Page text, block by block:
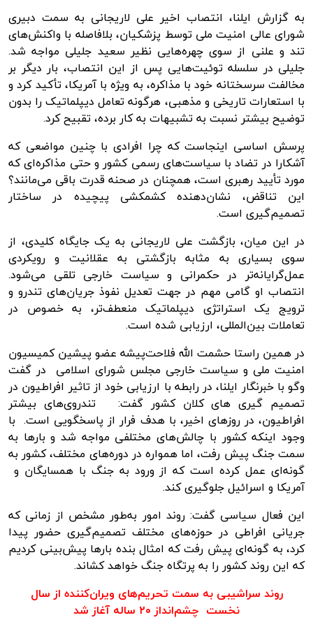
به گزارش ایلنا، انتصاب اخیر علی لاریجانی به سمت دبیری
شورای عالی امنیت ملی توسط پزشکیان، بلافاصله با واکنش‌های
تند و علنی از سوی چهره‌هایی نظیر سعید جلیلی مواجه شد.
جلیلی در سلسله توئیت‌هایی پس از این انتصاب، بار دیگر بر
مخالفت سرسختانه خود با مذاکره، به ویژه با آمریکا، تأکید کرد و
با استعارات تاریخی و مذهبی، هرگونه تعامل دیپلماتیک را بدون
توضیح بیشتر نسبت به تشبیهات به کار برده، تقبیح کرد.
پرسش اساسی اینجاست که چرا افرادی با چنین مواضعی که
آشکارا در تضاد با سیاست‌های رسمی کشور و حتی مذاکره‌ای که
مورد تأیید رهبری است، همچنان در صحنه قدرت باقی می‌مانند؟
این تناقض، نشان‌دهنده کشمکشی پیچیده در ساختار
تصمیم‌گیری است.
در این میان، بازگشت علی لاریجانی به یک جایگاه کلیدی، از
سوی بسیاری به مثابه بازگشتی به عقلانیت و رویکردی
عمل‌گرایانه‌تر در حکمرانی و سیاست خارجی تلقی می‌شود.
انتصاب او گامی مهم در جهت تعدیل نفوذ جریان‌های تندرو و
ترویج یک استراتژی دیپلماتیک منعطف‌تر، به خصوص در
تعاملات بین‌المللی، ارزیابی شده است.
در همین راستا حشمت الله فلاحت‌پیشه عضو پیشین کمیسیون
امنیت ملی و سیاست خارجی مجلس شورای اسلامی در گفت
وگو با خبرنگار ایلنا، در رابطه با ارزیابی خود از تاثیر افراطیون در
تصمیم گیری های کلان کشور گفت: تندروی‌های بیشتر
افراطیون، در روزهای اخیر، با هدف فرار از پاسخگویی است. با
وجود اینکه کشور با چالش‌های مختلفی مواجه شد و بارها به
سمت جنگ پیش رفت، اما همواره در دوره‌های مختلف، کشور به
گونه‌ای عمل کرده است که از ورود به جنگ با همسایگان و
آمریکا و اسرائیل جلوگیری کند.
این فعال سیاسی گفت: روند امور به‌طور مشخص از زمانی که
جریانی افراطی در حوزه‌های مختلف تصمیم‌گیری حضور پیدا
کرد، به گونه‌ای پیش رفت که امثال بنده بارها پیش‌بینی کردیم
که این روند کشور را به پرتگاه جنگ خواهد کشاند.
روند سراشیبی به سمت تحریم‌های ویران‌کننده از سال
نخست چشم‌انداز ۲۰ ساله آغاز شد